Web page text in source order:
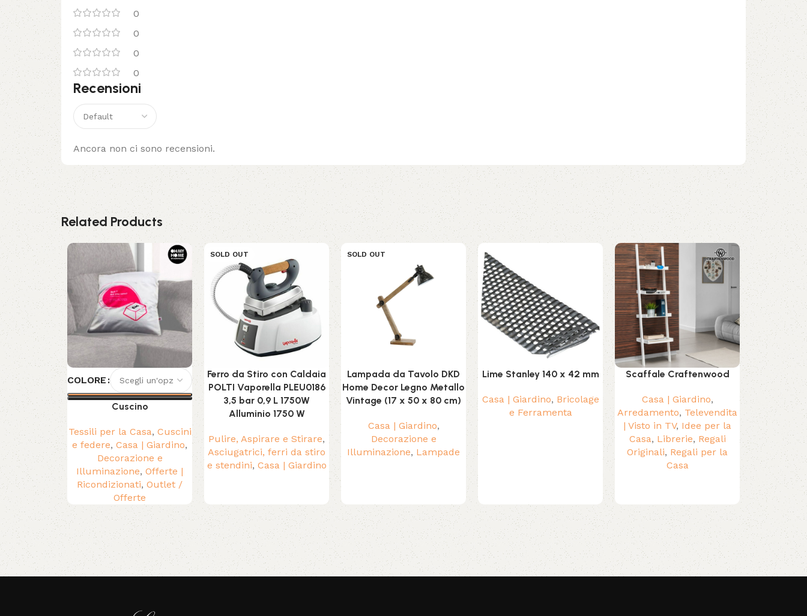
0
0
0
0
Recensioni
Ancora non ci sono recensioni.
Related Products
COLORE
Cuscino
Tessili per la Casa, Cuscini
e federe, Casa | Giardino,
Decorazione e
Illuminazione, Offerte |
Ricondizionati, Outlet /
Offerte
SOLD OUT
Ferro da Stiro con Caldaia
POLTI Vaporella PLEU0186
3,5 bar 0,9 L 1750W
Alluminio 1750 W
Pulire, Aspirare e Stirare,
Asciugatrici, ferri da stiro
e stendini, Casa | Giardino
SOLD OUT
Lampada da Tavolo DKD
Home Decor Legno Metallo
Vintage (17 x 50 x 80 cm)
Casa | Giardino,
Decorazione e
Illuminazione, Lampade
Lime Stanley 140 x 42 mm
Casa | Giardino, Bricolage
e Ferramenta
Scaffale Craftenwood
Casa | Giardino,
Arredamento, Televendita
| Visto in TV, Idee per la
Casa, Librerie, Regali
Originali, Regali per la
Casa
SOLD OUT
Tubo di
Sistemi di
Aria
ventilatori
Read More